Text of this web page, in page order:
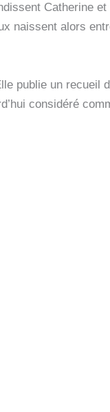
Catherine
naissent alors
publie un recueil
considéré